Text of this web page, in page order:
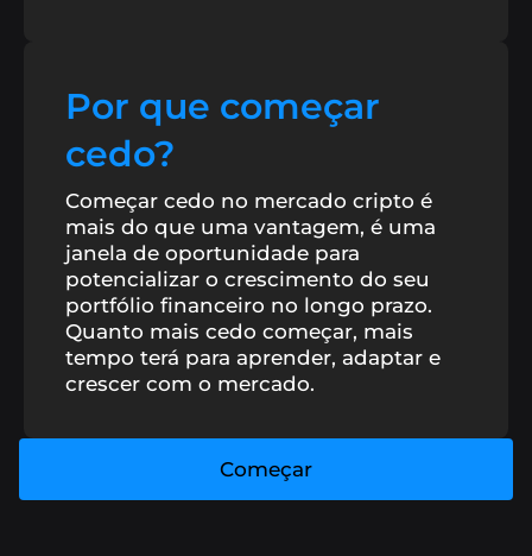
SophIA Uma inteligência artificial integrada ao
Telegram, que facilita suas operações financeiras.
Exposição EUA Se exponha a valorização das
maiores empresas do mundo!
Por que começar
cedo?
Começar cedo no mercado cripto é
mais do que uma vantagem, é uma
janela de oportunidade para
potencializar o crescimento do seu
portfólio financeiro no longo prazo.
Quanto mais cedo começar, mais
tempo terá para aprender, adaptar e
crescer com o mercado.
Começar